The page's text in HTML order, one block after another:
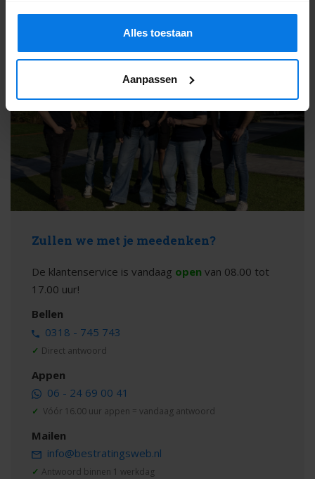
Alles toestaan
Aanpassen
Zullen we met je meedenken?
De klantenservice is vandaag open van 08.00 tot
17.00 uur!
Bellen
0318 - 745 743
✓ Direct antwoord
Appen
06 - 24 69 00 41
✓ Vóór 16.00 uur appen = vandaag antwoord
Mailen
info@bestratingsweb.nl
✓ Antwoord binnen 1 werkdag